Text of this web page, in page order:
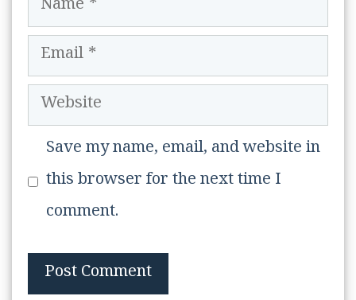
Email
Website
Save my name, email, and website in
this browser for the next time I
comment.